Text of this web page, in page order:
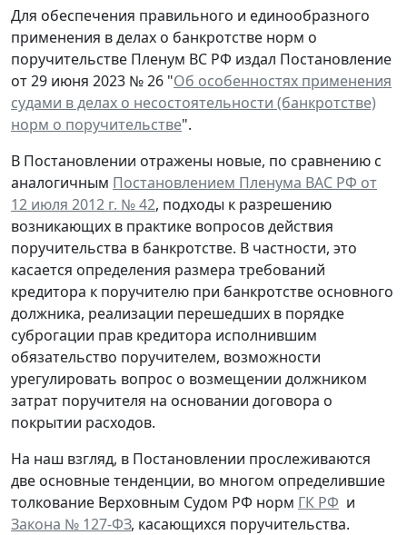
Для обеспечения правильного и единообразного
применения в делах о банкротстве норм о
поручительстве Пленум ВС РФ издал Постановление
от 29 июня 2023 № 26 "Об особенностях применения
судами в делах о несостоятельности (банкротстве)
норм о поручительстве".
В Постановлении отражены новые, по сравнению с
аналогичным Постановлением Пленума ВАС РФ от
12 июля 2012 г. № 42, подходы к разрешению
возникающих в практике вопросов действия
поручительства в банкротстве. В частности, это
касается определения размера требований
кредитора к поручителю при банкротстве основного
должника, реализации перешедших в порядке
суброгации прав кредитора исполнившим
обязательство поручителем, возможности
урегулировать вопрос о возмещении должником
затрат поручителя на основании договора о
покрытии расходов.
На наш взгляд, в Постановлении прослеживаются
две основные тенденции, во многом определившие
толкование Верховным Судом РФ норм ГК РФ и
Закона № 127-ФЗ, касающихся поручительства.